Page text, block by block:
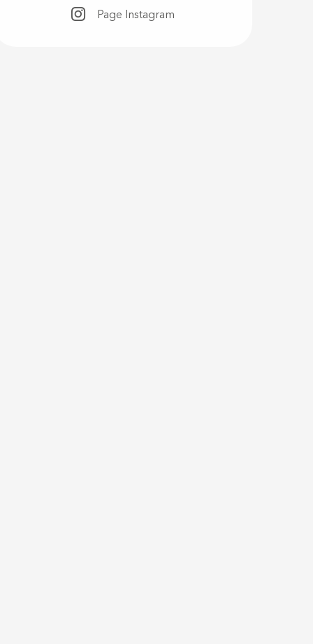
Page Instagram